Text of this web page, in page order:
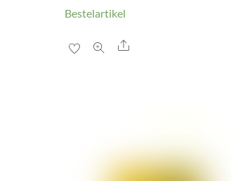
Bestelartikel
Share